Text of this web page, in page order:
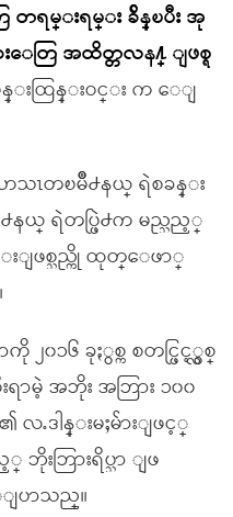
တရမ္းရမ္း ခ်ိန္ၿပီး အု
ေတြ အထိတ္တလန႔္ ျဖစ္ရ
းထြန္းဝင္း က ေျ
ၤတၿမိဳ႕နယ္ ရဲစခန္း
နယ္ ရဲတပ္ဖြဲ႕က မည္သည့္
းျဖစ္သည္ကို ထုတ္ေဖာ္
၂၀၁၆ ခုႏွစ္က စတင္ဖြင့္လွစ္
ာမဲ့ အဘိုး အဘြား ၁၀၀
လႉဒါန္းမႈမ်ားျဖင့္
ြားရိပ္သာ ျဖ
ပာသည္။